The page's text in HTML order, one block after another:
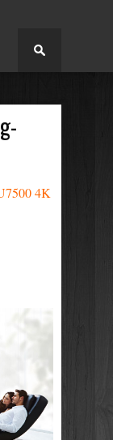
4K